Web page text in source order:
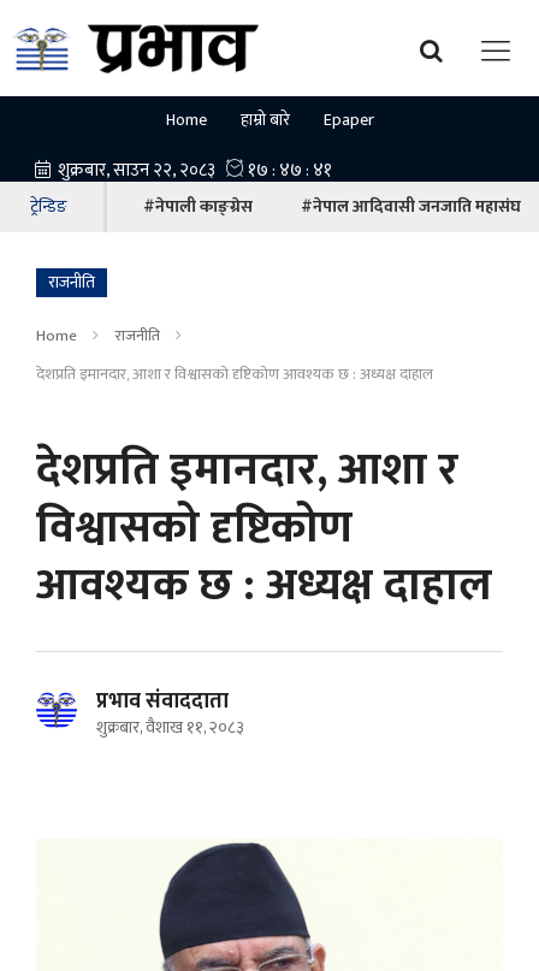
Home हाम्रो बारे Epaper
ट्रेन्डिङ #नेपाली काङ्ग्रेस #नेपाल आदिवासी जनजाति महासंघ
राजनीति
Home
राजनीति
देशप्रति इमानदार, आशा र विश्वासको दृष्टिकोण आवश्यक छ : अध्यक्ष दाहाल
देशप्रति इमानदार, आशा र
विश्वासको दृष्टिकोण
आवश्यक छ : अध्यक्ष दाहाल
प्रभाव संवाददाता
शुक्रबार, वैशाख ११, २०८३